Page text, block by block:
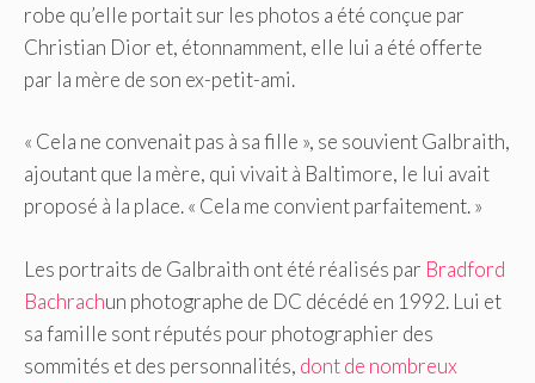
robe qu’elle portait sur les photos a été conçue par
Christian Dior et, étonnamment, elle lui a été offerte
par la mère de son ex-petit-ami.
« Cela ne convenait pas à sa fille », se souvient Galbraith,
ajoutant que la mère, qui vivait à Baltimore, le lui avait
proposé à la place. « Cela me convient parfaitement. »
Les portraits de Galbraith ont été réalisés par Bradford
Bachrachun photographe de DC décédé en 1992. Lui et
sa famille sont réputés pour photographier des
sommités et des personnalités, dont de nombreux